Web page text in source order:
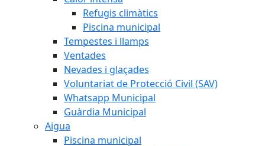
Refugis climàtics
Piscina municipal
Tempestes i llamps
Ventades
Nevades i glaçades
Voluntariat de Protecció Civil (SAV)
Whatsapp Municipal
Guàrdia Municipal
Aigua
Piscina municipal